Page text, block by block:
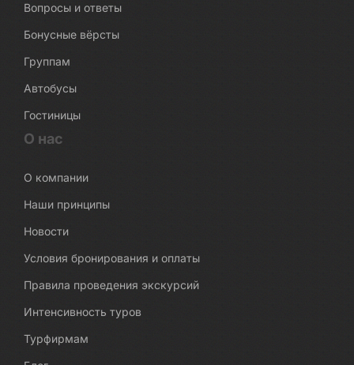
Вопросы и ответы
Бонусные вёрсты
Группам
Автобусы
Гостиницы
О нас
О компании
Наши принципы
Новости
Условия бронирования и оплаты
Правила проведения экскурсий
Интенсивность туров
Турфирмам